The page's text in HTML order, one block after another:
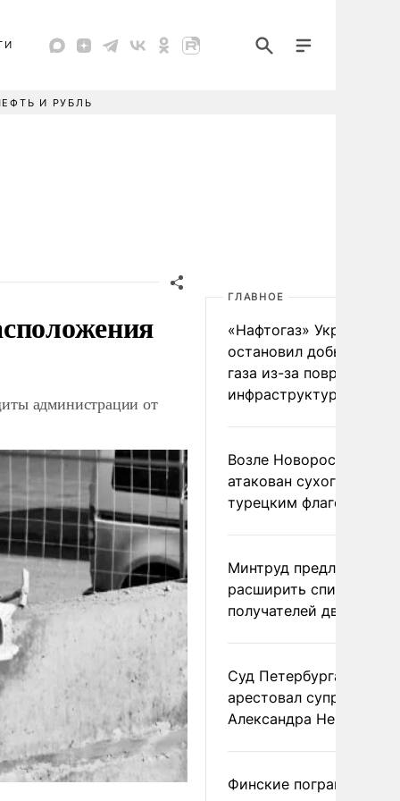
И РУБЛЬ
администрации от
ГЛАВНОЕ
«Нафтогаз» Украины
остановил добычу
газа из-за повреждения
инфраструктуры
Возле Новороссийска
атакован сухогруз под
турецким флагом
Минтруд предложил
расширить список
получателей двух
Суд Петербурга заочно
арестовал супругу
Александра Невзорова
Финские пограничники